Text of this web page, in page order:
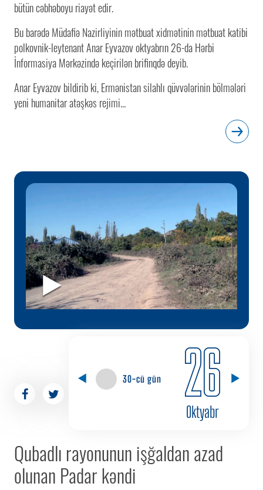
bütün cəbhəboyu riayət edir.
Bu barədə Müdafiə Nazirliyinin mətbuat xidmətinin mətbuat katibi
polkovnik-leytenant Anar Eyvazov oktyabrın 26-da Hərbi
İnformasiya Mərkəzində keçirilən brifinqdə deyib.
Anar Eyvazov bildirib ki, Ermənistan silahlı qüvvələrinin bölmələri
yeni humanitar atəşkəs rejimi...
30-cü gün 26
Oktyabr
Qubadlı rayonunun işğaldan azad
olunan Padar kəndi